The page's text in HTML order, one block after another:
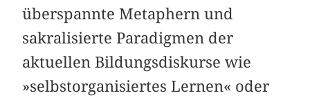
überspannte Metaphern und
sakralisierte Paradigmen der
aktuellen Bildungsdiskurse wie
»selbst­organisiertes Lernen« oder